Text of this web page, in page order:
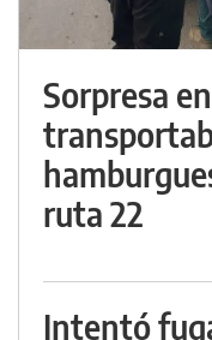
Sorpresa
ruta 22
Intentó